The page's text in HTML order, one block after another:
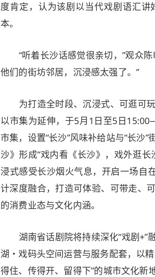
度肯定，认为该剧以当代戏剧语汇讲
本。
“听着长沙话感觉很亲切，”观众陈
他们的街坊邻居，沉浸感太强了。”
为打造全时段、沉浸式、可逛可玩
以市集为延伸，于5月1日至5日
市集，设置“长沙”风味补给站与“长沙
沙》形成“戏内看《长沙》，戏外逛
浸式感受长沙烟火气息，开启一场自
计深度融合，打造可体验、可带走、
的消费业态与文化内涵。
湖南省话剧院将持续深化“戏剧+”
湖・戏码头空间运营与服务配套，以
得住、传得开、留得下”的城市文化新